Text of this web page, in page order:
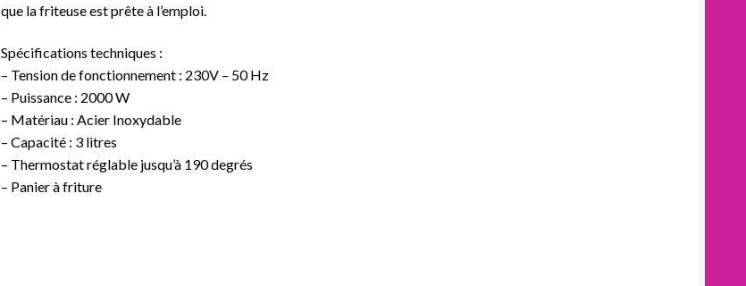
que la friteuse est prête à l’emploi.
Spécifications techniques :
– Tension de fonctionnement : 230V – 50 Hz
– Puissance : 2000 W
– Matériau : Acier Inoxydable
– Capacité : 3 litres
– Thermostat réglable jusqu’à 190 degrés
– Panier à friture